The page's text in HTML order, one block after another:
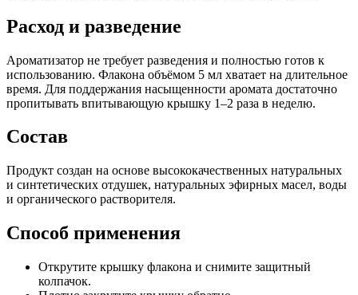
Расход и разведение
Ароматизатор не требует разведения и полностью готов к
использованию. Флакона объёмом 5 мл хватает на длительное
время. Для поддержания насыщенности аромата достаточно
пропитывать впитывающую крышку 1–2 раза в неделю.
Состав
Продукт создан на основе высококачественных натуральных
и синтетических отдушек, натуральных эфирных масел, воды
и органического растворителя.
Способ применения
Открутите крышку флакона и снимите защитный
колпачок.